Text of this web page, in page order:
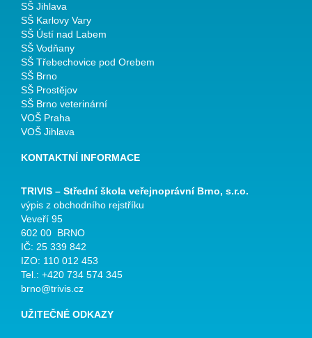
SŠ Jihlava
SŠ Karlovy Vary
SŠ Ústí nad Labem
SŠ Vodňany
SŠ Třebechovice pod Orebem
SŠ Brno
SŠ Prostějov
SŠ Brno veterinární
VOŠ Praha
VOŠ Jihlava
KONTAKTNÍ INFORMACE
TRIVIS – Střední škola veřejnoprávní Brno, s.r.o.
výpis z obchodního rejstříku
Veveří 95
602 00 BRNO
IČ: 25 339 842
IZO: 110 012 453
Tel.: +420 734 574 345
brno@trivis.cz
UŽITEČNÉ ODKAZY